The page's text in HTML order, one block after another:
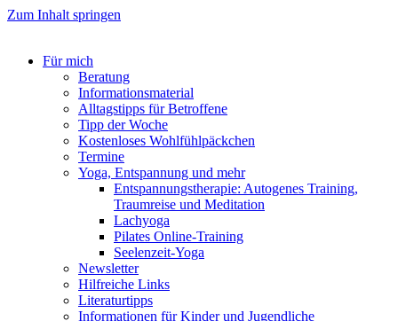
Zum Inhalt springen
Für mich
Beratung
Informationsmaterial
Alltagstipps für Betroffene
Tipp der Woche
Kostenloses Wohlfühlpäckchen
Termine
Yoga, Entspannung und mehr
Entspannungstherapie: Autogenes Training,
Traumreise und Meditation
Lachyoga
Pilates Online-Training
Seelenzeit-Yoga
Newsletter
Hilfreiche Links
Literaturtipps
Informationen für Kinder und Jugendliche